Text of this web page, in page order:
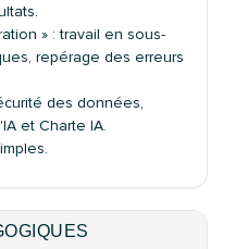
» : travail en sous-
repérage des erreurs
des données,
et Charte IA.